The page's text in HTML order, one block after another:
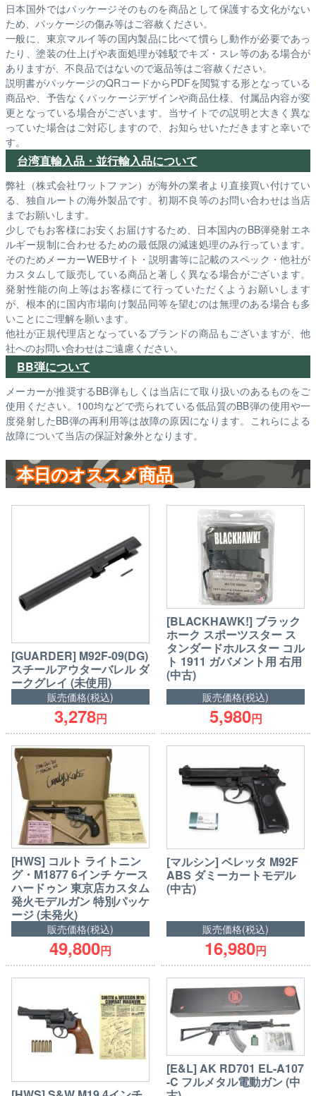
日本国外ではパッケージそのものを商品として保護する文化がない
ため、パッケージの傷み等はご容赦ください。
一般に、東京マルイ等の国内製品に比べて慣らし動作が必要であっ
たり、塗装の仕上げや表面処理が雑駁でキズ・スレ等のある場合が
ありますが、不良品ではないので返品等はご容赦ください。
説明書がパッケージのQRコードからPDFを閲覧する形となっている
商品や、予告なくパッケージデザインや商品仕様、付属品内容が変
更となっている場合がございます。当サイトでの説明と大きく異な
っていた場合はご対応しますので、お知らせいただきますと幸いで
す。
台湾直輸入品・並行輸入品について
弊社（株式会社ワットファン）が海外の業者より直接買い付けてい
る、独自ルートの海外製品です。初期不良等のお問い合わせは当店
までお願いします。
少しでもお客様にお安くお届けするため、日本国内のBB弾発射エネ
ルギー規制に合わせるための最低限の減速処理のみ行っています。
そのためメーカーWEBサイト・説明書等に記載のスペック・他社が
カスタムして販売している商品と著しく異なる場合がございます。
発射性能の向上等はお客様にて行っていただくようお願いします
が、根本的に国内市場向け製品同等を望むのは無理のある場合も多
いことにご理解を願います。
他社が正規代理店となっているブランドの商品もございますが、他
社へのお問い合わせはご遠慮ください。
BB弾について
メーカーが推奨するBB弾もしくは当店にて取り扱いのあるものをご
使用ください。100均などで売られている低品質のBB弾の使用や一
度発射したBB弾の再利用等は故障の原因になります。これらによる
故障について当店の保証対象外となります。
本日のオススメ商品
[GUARDER] M92F-09(DG)
スチールアウターバレル ダ
ークグレイ (未使用)
販売価格(税込)
3,278円
[BLACKHAWK!] ブラック
ホーク スポーツスター ス
タンダードホルスター コル
ト 1911 ガバメント用 右用
(中古)
販売価格(税込)
5,980円
[HWS] コルト ライトニン
グ・M1877 6インチ ケース
ハードゥン 東京店カスタム
発火モデルガン 特別パッケ
ージ (未発火)
販売価格(税込)
49,800円
[マルシン] ベレッタ M92F
ABS ダミーカートモデル
(中古)
販売価格(税込)
16,980円
[E&L] AK RD701 EL-A107
-C フルメタル電動ガン (中